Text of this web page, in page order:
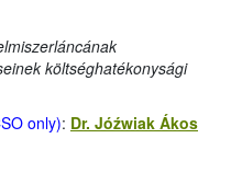
költséghatékonysági
only): Dr. Jóźwiak Ákos